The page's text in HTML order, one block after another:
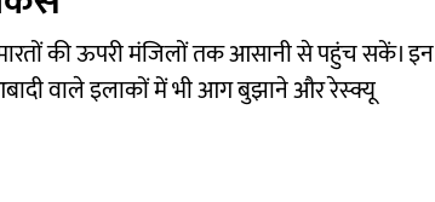
की ऊपरी मंजिलों तक आसानी से पहुंच सकें। इन
वाले इलाकों में भी आग बुझाने और रेस्क्यू